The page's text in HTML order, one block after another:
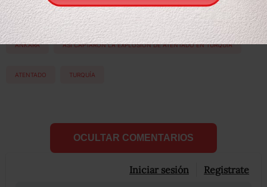
Etiquetas:
ANKARA ASÍ CAPTARON LA EXPLOSIÓN DE ATENTADO EN TURQUÍA
ATENTADO TURQUÍA
OCULTAR COMENTARIOS
Iniciar sesión Registrate